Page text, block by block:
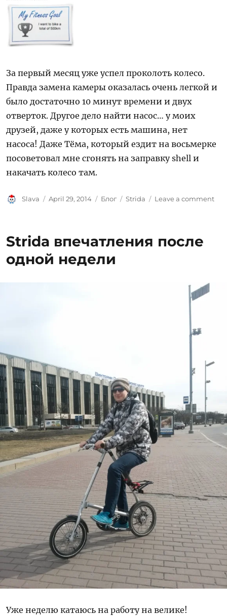
За первый месяц уже успел проколоть колесо.
Правда замена камеры оказалась очень легкой и
было достаточно 10 минут времени и двух
отверток. Другое дело найти насос… у моих
друзей, даже у которых есть машина, нет
насоса! Даже Тёма, который ездит на восьмерке
посоветовал мне сгонять на заправку shell и
накачать колесо там.
Author
Slava
Posted
April 29, 2014 Categories
Блог Tags
Strida Leave a commenton
Strida впечатления после
одной недели
Уже неделю катаюсь на работу на велике!